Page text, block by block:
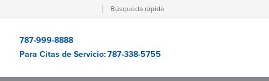
Búsqueda rápida
787-999-8888
Para Citas de Servicio:787-338-5755